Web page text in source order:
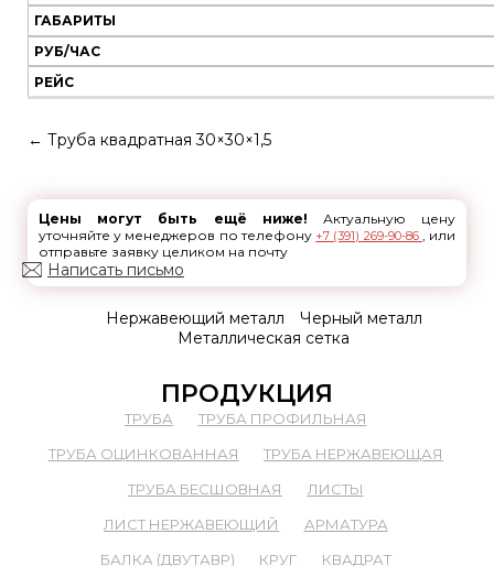
ГАБАРИТЫ
РУБ/ЧАС
РЕЙС
← Труба квадратная 30×30×1,5
Цены могут быть ещё ниже! Актуальную цену
уточняйте у менеджеров по телефону +7 (391) 269-90-86 , или
отправьте заявку целиком на почту
Написать письмо
Нержавеющий металл
Черный металл
Металлическая сетка
ПРОДУКЦИЯ
ТРУБА
ТРУБА ПРОФИЛЬНАЯ
ТРУБА ОЦИНКОВАННАЯ
ТРУБА НЕРЖАВЕЮЩАЯ
ТРУБА БЕСШОВНАЯ
ЛИСТЫ
ЛИСТ НЕРЖАВЕЮЩИЙ
АРМАТУРА
БАЛКА (ДВУТАВР)
КРУГ
КВАДРАТ